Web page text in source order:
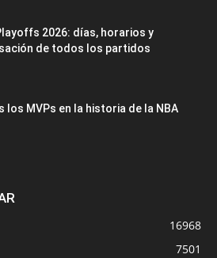
2026: días, horarios y
de todos los partidos
los MVPs en la historia de la NBA
16968
7501